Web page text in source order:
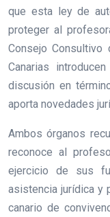
que esta ley de
proteger al
Consejo Consultivo
Canarias
discusión en
aporta novedades
Ambos órganos
reconoce al
ejercicio de sus
asistencia jurídica y
canario de